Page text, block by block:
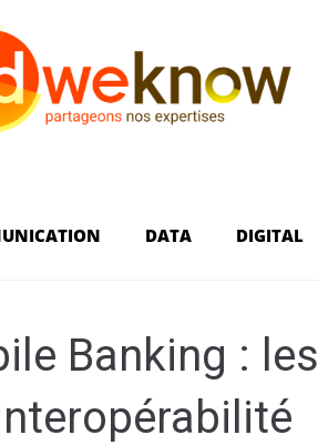
DATA DIGITAL
Banking : les